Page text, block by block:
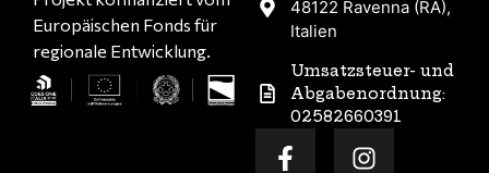
Europäischen Fonds für
regionale Entwicklung.
48122 Ravenna (RA),
Italien
Umsatzsteuer- und
Abgabenordnung:
02582660391